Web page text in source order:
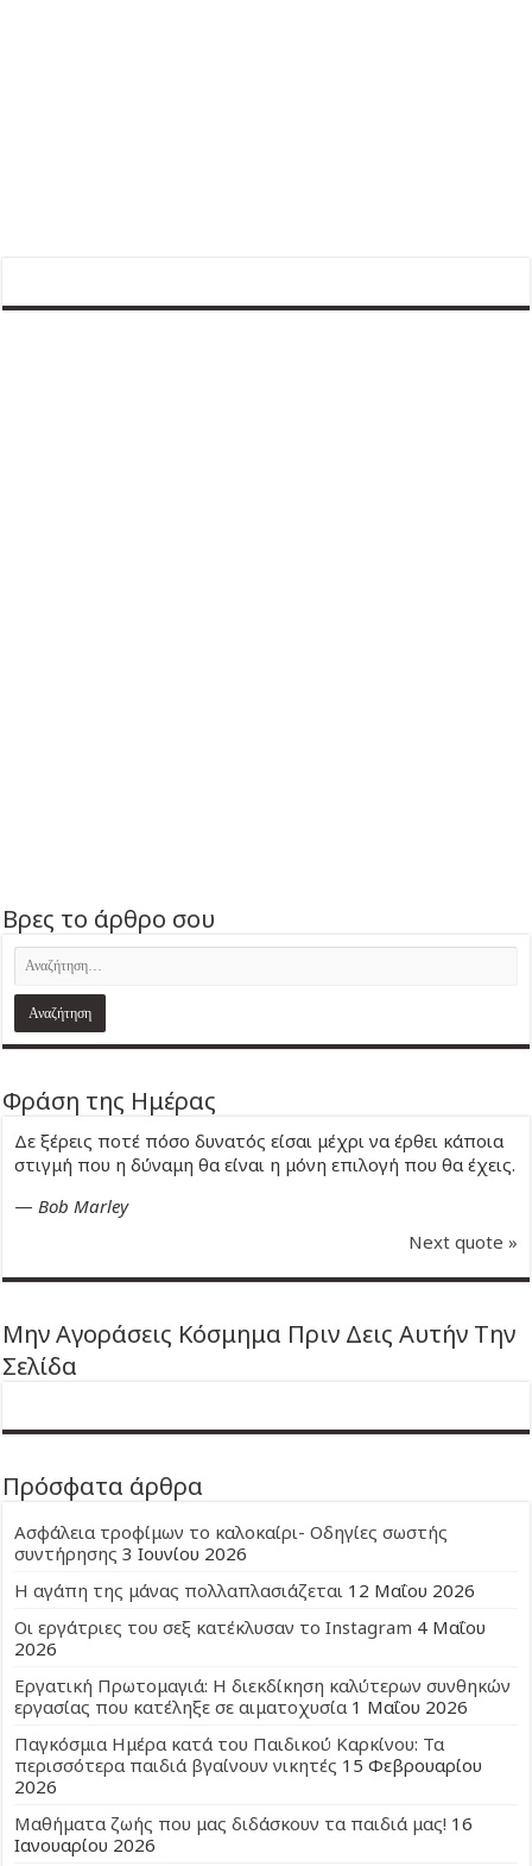
Βρες το άρθρο σου
Φράση της Ημέρας
Δε ξέρεις ποτέ πόσο δυνατός είσαι μέχρι να έρθει κάποια
στιγμή που η δύναμη θα είναι η μόνη επιλογή που θα έχεις.
—Bob Marley
Next quote »
Μην Αγοράσεις Κόσμημα Πριν Δεις Αυτήν Την
Σελίδα
Πρόσφατα άρθρα
Ασφάλεια τροφίμων το καλοκαίρι- Οδηγίες σωστής
συντήρησης 3 Ιουνίου 2026
Η αγάπη της μάνας πολλαπλασιάζεται 12 Μαΐου 2026
Οι εργάτριες του σεξ κατέκλυσαν το Instagram 4 Μαΐου
2026
Εργατική Πρωτομαγιά: Η διεκδίκηση καλύτερων συνθηκών
εργασίας που κατέληξε σε αιματοχυσία 1 Μαΐου 2026
Παγκόσμια Ημέρα κατά του Παιδικού Καρκίνου: Τα
περισσότερα παιδιά βγαίνουν νικητές 15 Φεβρουαρίου
2026
Μαθήματα ζωής που μας διδάσκουν τα παιδιά μας! 16
Ιανουαρίου 2026